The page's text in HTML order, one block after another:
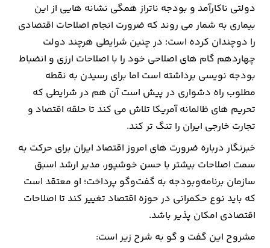
دولتی ناکارآمد و بودجه ناتراز همگی نشانه هایی از این
بیماری به شمار می روند که ضرورت انجام اصلاحات اقتصادی
را دوچندان کرده است؛ در چنین شرایطی هرچند دولت
چهاردهم گام های اصلاحی خود را با اصلاحات ارزی و انضباط
بودجه نویسی برداشته است اما برای رسیدن به نقطه
مطلوب راه دشواری در پیش است آن هم در شرایطی که
تحریم های ظالمانه آمریکا تلاش می کند تا حلقه اقتصاد و
تجارت خارجی ایران را تنگ تر کند.
خبرنگار درباره ضرورت های امروز اقتصاد ایران برای حرکت به
سمت اصلاحات بیشتر با حسن خوشپور، مدیر ارشد اسبق
سازمان برنامه‌وبودجه به گفت‌وگو پرداخت؛ او معتقد است
که باید نوع حکمرانی در حوزه اقتصاد تغییر کند تا اصلاحات
اقتصادی امکان پذیر باشد.
مشروح این گفت و گو به شرح زیر است: